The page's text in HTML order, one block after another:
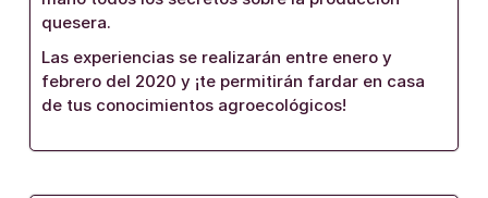
quesera.
Las experiencias se realizarán entre enero y
febrero del 2020 y ¡te permitirán fardar en casa
de tus conocimientos agroecológicos!